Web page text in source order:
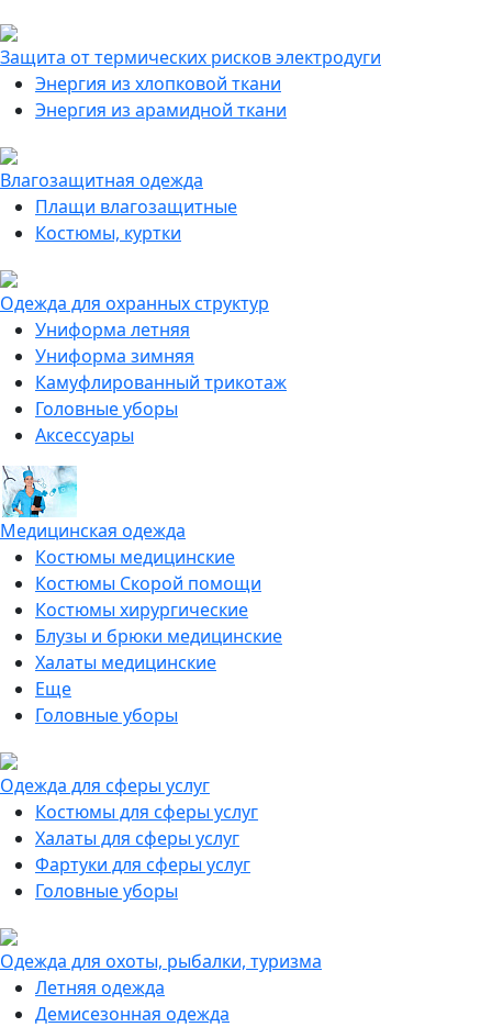
Защита от термических рисков электродуги
Энергия из хлопковой ткани
Энергия из арамидной ткани
Влагозащитная одежда
Плащи влагозащитные
Костюмы, куртки
Одежда для охранных структур
Униформа летняя
Униформа зимняя
Камуфлированный трикотаж
Головные уборы
Аксессуары
Медицинская одежда
Костюмы медицинские
Костюмы Скорой помощи
Костюмы хирургические
Блузы и брюки медицинские
Халаты медицинские
Еще
Головные уборы
Одежда для сферы услуг
Костюмы для сферы услуг
Халаты для сферы услуг
Фартуки для сферы услуг
Головные уборы
Одежда для охоты, рыбалки, туризма
Летняя одежда
Демисезонная одежда